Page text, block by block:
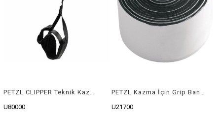
U80000
U21700